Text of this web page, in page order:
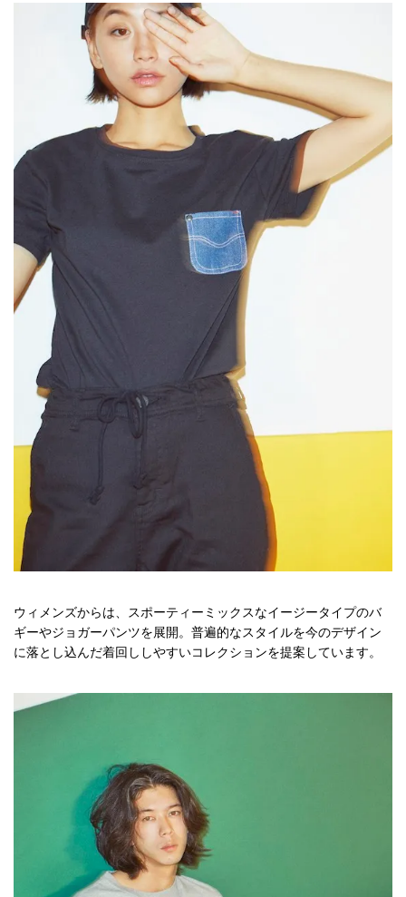
ウィメンズからは、スポーティーミックスなイージータイプのバ
ギーやジョガーパンツを展開。普遍的なスタイルを今のデザイン
に落とし込んだ着回ししやすいコレクションを提案しています。